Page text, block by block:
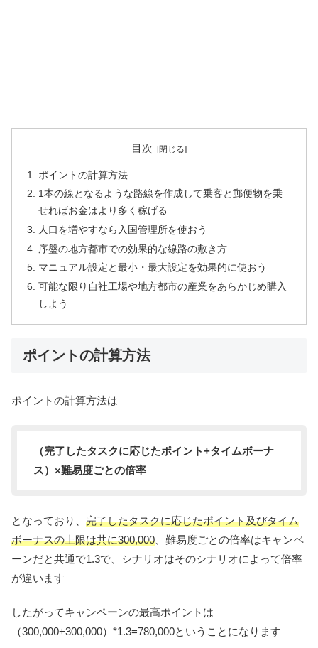
目次
ポイントの計算方法
1本の線となるような路線を作成して乗客と郵便物を乗
せればお金はより多く稼げる
人口を増やすなら入国管理所を使おう
序盤の地方都市での効果的な線路の敷き方
マニュアル設定と最小・最大設定を効果的に使おう
可能な限り自社工場や地方都市の産業をあらかじめ購入
しよう
ポイントの計算方法
ポイントの計算方法は
（完了したタスクに応じたポイント+タイムボーナ
ス）×難易度ごとの倍率
となっており、 完了したタスクに応じたポイント及びタイム
ボーナスの上限は共に300,000 、難易度ごとの倍率はキャンペ
ーンだと共通で1.3で、シナリオはそのシナリオによって倍率
が違います
したがってキャンペーンの最高ポイントは
（300,000+300,000）*1.3=780,000ということになります